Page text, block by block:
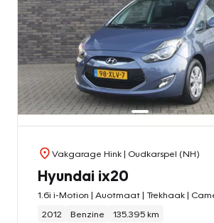
Vakgarage Hink| Oudkarspel (NH)
Hyundai ix20
1.6i i-Motion | Auotmaat | Trekhaak |
2012
Benzine 135.395 km